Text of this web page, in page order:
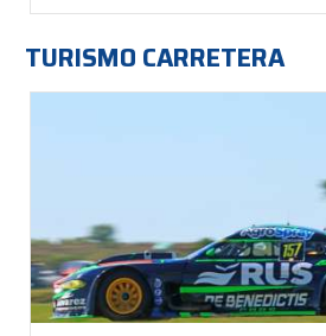
TURISMO CARRETERA